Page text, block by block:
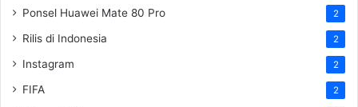
Ponsel Huawei Mate 80 Pro 2
Rilis di Indonesia 2
Instagram 2
FIFA 2